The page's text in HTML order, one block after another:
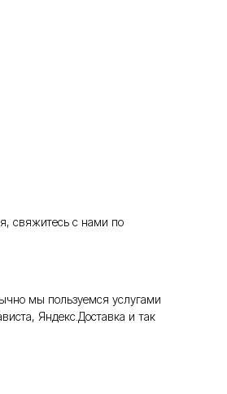
свяжитесь с нами по
мы пользуемся услугами
Яндекс.Доставка и так